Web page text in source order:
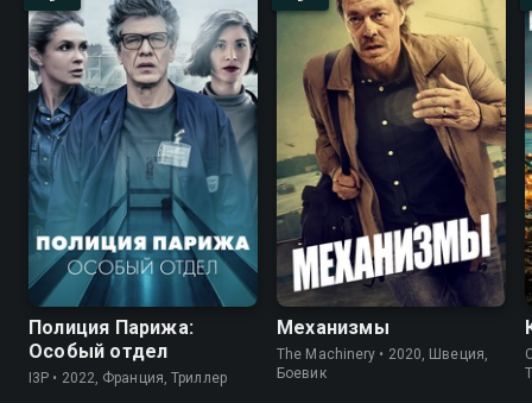
Полиция Парижа:
Особый отдел
I3P • 2022, Франция, Триллер
Механизмы
The Machinery • 2020, Швеция,
Боевик